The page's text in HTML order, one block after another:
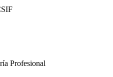
Profesional